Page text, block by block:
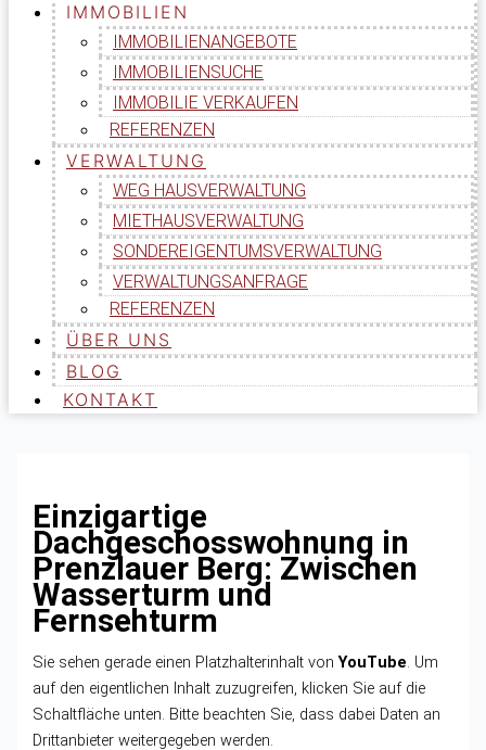
IMMOBILIEN
IMMOBILIENANGEBOTE
IMMOBILIENSUCHE
IMMOBILIE VERKAUFEN
REFERENZEN
VERWALTUNG
WEG HAUSVERWALTUNG
MIETHAUSVERWALTUNG
SONDEREIGENTUMSVERWALTUNG
VERWALTUNGSANFRAGE
REFERENZEN
ÜBER UNS
BLOG
KONTAKT
Einzigartige
Dachgeschosswohnung in
Prenzlauer Berg: Zwischen
Wasserturm und
Fernsehturm
Sie sehen gerade einen Platzhalterinhalt vonYouTube. Um
auf den eigentlichen Inhalt zuzugreifen, klicken Sie auf die
Schaltfläche unten. Bitte beachten Sie, dass dabei Daten an
Drittanbieter weitergegeben werden.